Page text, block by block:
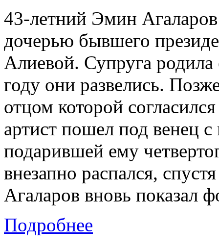
43-летний Эмин Агаларов
дочерью бывшего
Алиевой. Супруга
году они развелись.
отцом которой
артист пошел под венец
подарившей ему
внезапно распался,
Агаларов вновь показал
Подробнее